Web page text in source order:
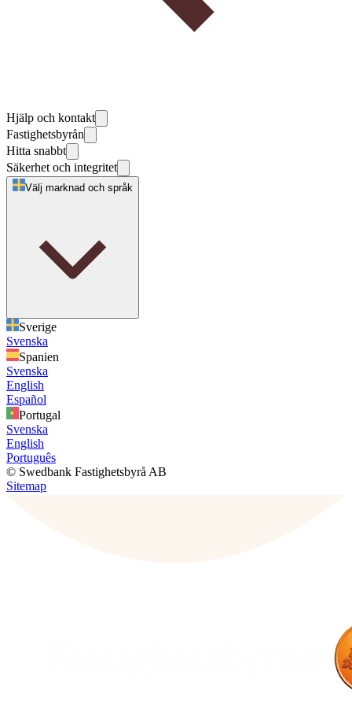
Hjälp och kontakt
Fastighetsbyrån
Hitta snabbt
Säkerhet och integritet
Välj marknad och språk
Sverige
Svenska
Spanien
Svenska
English
Español
Portugal
Svenska
English
Português
© Swedbank Fastighetsbyrå AB
Sitemap